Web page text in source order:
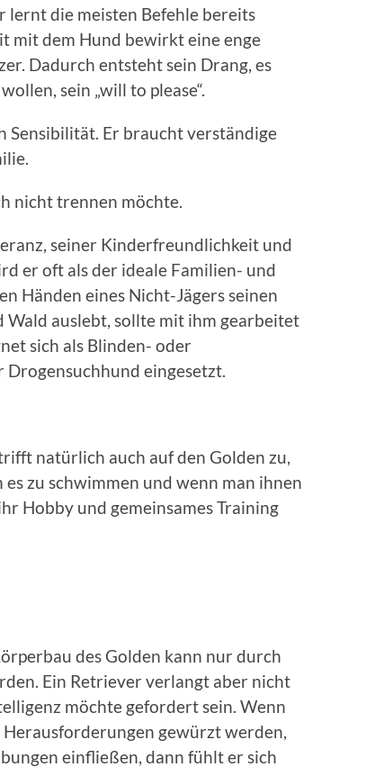
lernt die meisten Befehle bereits
mit dem Hund bewirkt eine enge
Dadurch entsteht sein Drang, es
sein „will to please“.
Sensibilität. Er braucht verständige
nicht trennen möchte.
seiner Kinderfreundlichkeit und
er oft als der ideale Familien- und
Händen eines Nicht-Jägers seinen
auslebt, sollte mit ihm gearbeitet
sich als Blinden- oder
eingesetzt.
natürlich auch auf den Golden zu,
zu schwimmen und wenn man ihnen
Hobby und gemeinsames Training
des Golden kann nur durch
Ein Retriever verlangt aber nicht
möchte gefordert sein. Wenn
gewürzt werden,
einfließen, dann fühlt er sich